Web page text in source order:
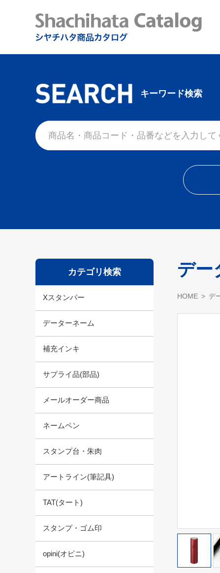
キーワード検索
カテゴリ検索
Xスタンパー
データーネーム
補充インキ
サプライ品(部品)
メールオーダー商品
ネームペン
スタンプ台・朱肉
アートライン(筆記具)
TAT(タート)
スタンプ・ゴム印
opini(オピニ)
デー
HOME デ